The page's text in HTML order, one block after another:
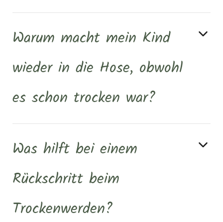
Warum macht mein Kind
wieder in die Hose, obwohl
es schon trocken war?
Was hilft bei einem
Rückschritt beim
Trockenwerden?